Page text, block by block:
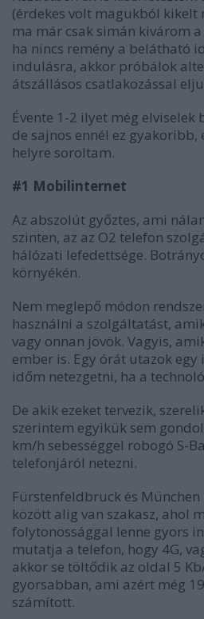
(érdekes volt magukból kikelt
ma már csak simán kivárom
ha nincs remény a belátható
indulásra, akkor próbálok
átszállásos csatlakozással
Évente 1-2 ilyet még elviselek
de sajnos ennél ez
helyre soroltam.
#1 Mobilinternet
Az abszolút győztes, ami
szinten, az az O2 telefon
hálózati lefedettsége.
környékén.
Nem meglepő módon
használni a szolgáltatást,
vagy onnan jövök. Vagyis,
ember is. Egy órát utazok egy
időm netezgetni, ha a
De akik ezeket tervezik,
szerintem egyikük sem
km/h sebességgel robogó S-
telefonjáról netezni.
Fürstenfeldbruck és
között alig van szakasz, ahol
folytonossággal lenne gyors
mutatja a telefon, hogy 4G,
akkor se töltődik az oldal 5
gyorsabban, ami azért még
számított.